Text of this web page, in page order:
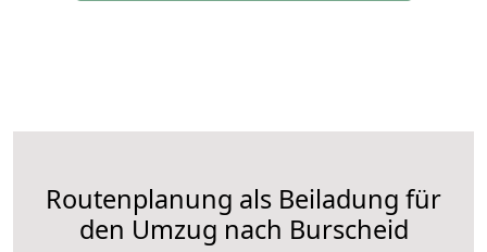
Routenplanung als Beiladung für
den Umzug nach Burscheid